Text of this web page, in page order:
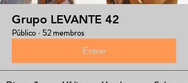
Grupo LEVANTE 42
Público · 52 membros
Entrar